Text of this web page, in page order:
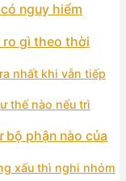
nguy hiểm
ro gì theo thời
nhất khi vẫn tiếp
thế nào nếu trì
phận nào của
xấu thì nghi nhóm